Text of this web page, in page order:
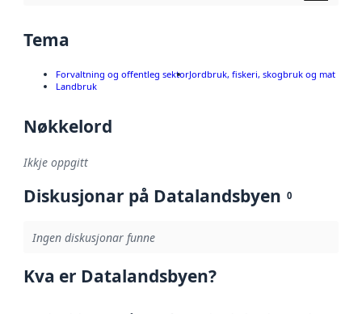
Tema
Forvaltning og offentleg sektorJordbruk, fiskeri, skogbruk og mat
Landbruk
Nøkkelord
Ikkje oppgitt
Diskusjonar på Datalandsbyen 0
Ingen diskusjonar funne
Kva er Datalandsbyen?